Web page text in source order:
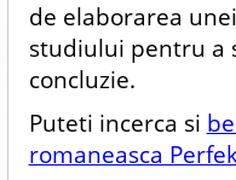
de elaborarea
studiului pentru a
concluzie.
Puteti incerca si
romaneasca